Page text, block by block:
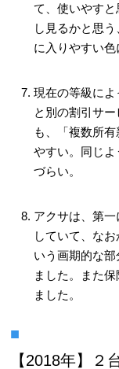
て、使いやす
し見るかと思
に入りやすい色
現在の等級によ
と別の割引サ
も、「複数所
やすい。同じ
づらい。
アクサは、第
していて、な
いう画期的な
ました。また
ました。
【2018年】２